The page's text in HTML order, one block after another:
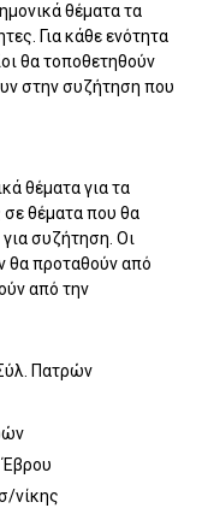
θέματα τα
Για κάθε ενότητα
θα τοποθετηθούν
στην συζήτηση που
θέματα για τα
σε θέματα που θα
συζήτηση. Οι
θα προταθούν από
από την
Πατρών
νίκης